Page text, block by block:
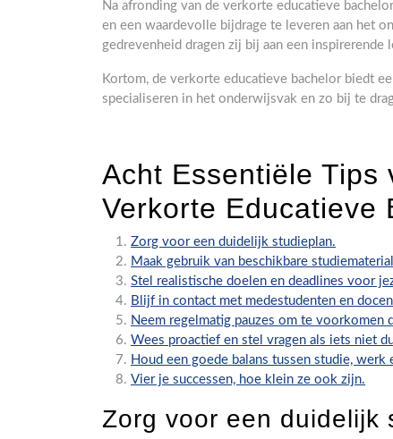
Na afronding van de verkorte educatieve
en een waardevolle bijdrage te leveren aan het
gedrevenheid dragen zij bij aan een
Kortom, de verkorte educatieve bachelor biedt
specialiseren in het onderwijsvak en zo bij te
Acht Essentiële Tips
Verkorte Educatieve
Zorg voor een duidelijk studieplan.
Maak gebruik van beschikbare
Stel realistische doelen en deadlines voor
Blijf in contact met medestudenten en
Neem regelmatig pauzes om te voorkomen
Wees proactief en stel vragen als iets niet
Houd een goede balans tussen studie, werk
Vier je successen, hoe klein ze ook zijn.
Zorg voor een duidelijk